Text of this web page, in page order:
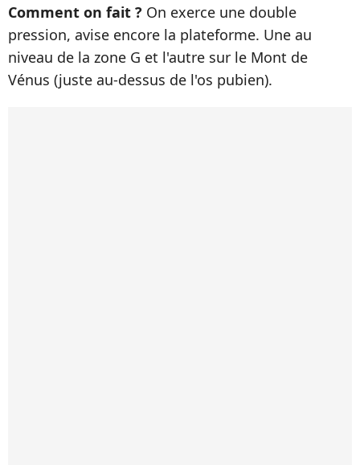
Comment on fait ? On exerce une double
pression, avise encore la plateforme. Une au
niveau de la zone G et l'autre sur le Mont de
Vénus (juste au-dessus de l'os pubien).